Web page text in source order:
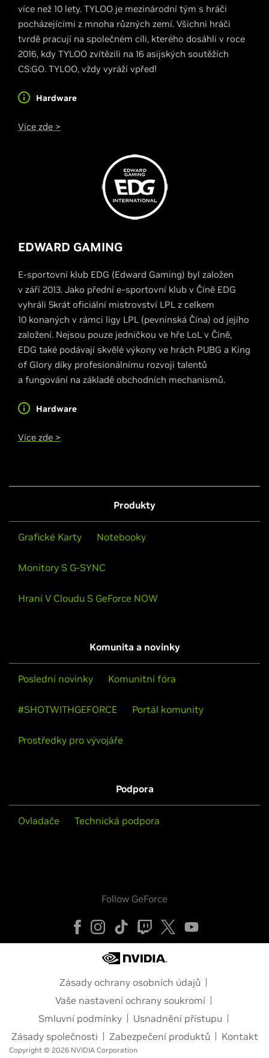
více než 10 lety. TYLOO je mezinárodní tým s hráči
pocházejícími z mnoha různých zemí. Všichni hráči
tvrdě pracují na společném cíli, kterého dosáhli v roce
2016, kdy TYLOO zvítězili na 16 asijských soutěžích
CS:GO. TYLOO, vždy vyráží vpřed!
Hardware
Více zde >
EDWARD GAMING
E-sportovní klub EDG (Edward Gaming) byl založen
v září 2013. Jako přední e-sportovní klub v Číně EDG
vyhráli 5krát oficiální mistrovství LPL z celkem
10 konaných v rámci ligy LPL (pevninská Čína) od jejího
založení. Nejsou pouze jedničkou ve hře LoL v Číně,
EDG také podávají skvělé výkony ve hrách PUBG a King
of Glory díky profesionálnímu rozvoji talentů
a fungování na základě obchodních mechanismů.
Hardware
Více zde >
Produkty
Grafické Karty Notebooky
Monitory S G-SYNC
Hraní V Cloudu S GeForce NOW
Komunita a novinky
Poslední novinky Komunitní fóra
#SHOTWITHGEFORCE Portál komunity
Prostředky pro vývojáře
Podpora
Ovladače Technická podpora
Follow GeForce
Zásady ochrany osobních údajů
Vaše nastavení ochrany soukromí
Smluvní podmínky
Usnadnění přístupu
Zásady společnosti
Zabezpečení produktů Kontakt
Copyright © 2026 NVIDIA Corporation